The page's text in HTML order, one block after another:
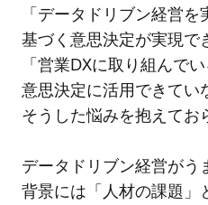
「データドリブン経営
基づく意思決定が実現で
「営業DXに取り組んで
意思決定に活用できてい
そうした悩みを抱えてお
データドリブン経営がう
背景には「人材の課題」